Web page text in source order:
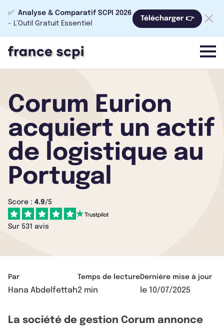
✅ Analyse & Comparatif SCPI 2026
- L’Outil Gratuit Essentiel
Télécharger 👉
menu
Corum Eurion
acquiert un actif
de logistique au
Portugal
Score : 4.9/5
Sur 531 avis
Par
Hana Abdelfettah
Temps de lecture
2 min
Dernière mise à jour
le 10/07/2025
La société de gestion Corum annonce